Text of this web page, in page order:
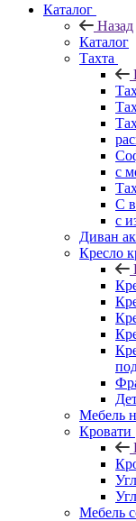
Каталог
Назад
Каталог
Тахта
с
С
с
Диван
Кресло
Мебель
Кровати
Мебель